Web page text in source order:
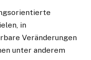
in
Veränderungen
unter anderem